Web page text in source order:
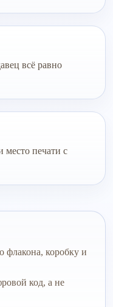
всё равно
место печати с
флакона, коробку и
код, а не